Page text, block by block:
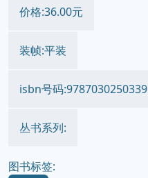
价格:36.00元
装帧:平装
isbn号码:9787030250339
丛书系列:
图书标签: